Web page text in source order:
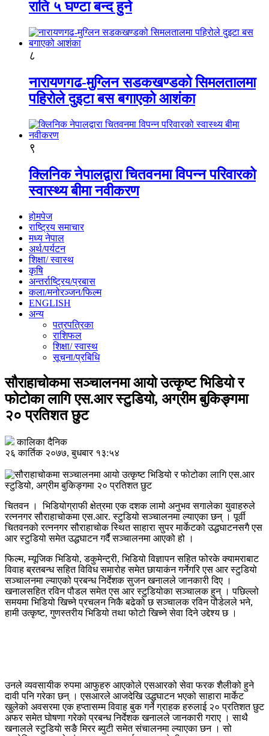
राति ५ घण्टा बन्द हुने
८
नारायणगढ-मुग्लिन सडकखण्डको सिमलतालमा
पहिरोले दुइटा बस बगाएको आशंका
९
क्लिनिक नेपालद्वारा चितवनमा विपन्न परिवारको
स्वास्थ्य बीमा नवीकरण
होमपेज
राष्ट्रिय समाचार
मध्य नेपाल
अर्थ/पर्यटन
शिक्षा/ स्वास्थ
कृषि
अन्तर्राष्ट्रिय/प्रबास
कला/मनोरञ्जन/फिल्म
ENGLISH
अन्य
पत्रपत्रिका
राशिफल
शिक्षा/ स्वास्थ
सूचना/प्रबिधि
सौराहाचोकमा सञ्चालनमा आयो उत्कृष्ट भिडियो र
फोटोका लागि एस.आर स्टुडियो, अग्रीम बुकिङ्गमा
२० प्रतिशत छुट
कालिका दैनिक
२६ कार्तिक २०७७, बुधबार १३:५४
चितवन । भिडियोग्राफी क्षेत्रमा एक दशक लामो अनुभव सगालेका युवाहरुले
रत्ननगर सौराहाचोकमा एस.आर. स्टुडियो सञ्चालनमा ल्याएका छन् । पूर्वी
चितवनको रत्ननगर सौराहाचोक स्थित साहारा सुपर मार्केटको उद्धघाटनसगै एस
आर स्टुडियो समेत उद्धघाटन गर्दै सञ्चालनमा आएको हो ।
फिल्म, म्यूजिक भिडियो, डकुमेन्ट्री, भिडियो विज्ञापन सहित फोरके क्यामराबाट
विवाह ब्रतबन्ध सहित विविध समारोह समेत छायाकंन गर्नेगरि एस आर स्टुडियो
सञ्चालनमा ल्याएको प्रबन्ध निर्देशक सुजन खनालले जानकारी दिए ।
खनालसहित रविन पौडल समेत एस आर स्टुडियोका सञ्चालक हुन् । पछिल्लो
समयमा भिडियो खिच्ने प्रचलन निकै बढेको छ सञ्चालक रविन पौडेलले भने,
हामी उत्कृष्ट, गुणस्तरीय भिडियो तथा फोटो खिच्ने सेवा दिने उद्देश्य छ ।
उनले व्यवसायीक रुपमा आफुहरु आएकोले एसआरको सेवा फरक शैलीको हुने
दावी पनि गरेका छन् । एसआरले आजदेखि उद्धघाटन भएको साहारा मार्केट
खुलेको अवसरमा एक हप्तासम्म विवाह बुक गर्ने ग्राहक हरुलाई २० प्रतिशत छुट
अफर समेत घोषणा गरेको प्रबन्ध निर्देशक खनालले जानकारी गराए । साथै
खनालले स्टुडियाे सङै मिरर ब्युटी समेत संचालनमा ल्याएका छन । सो